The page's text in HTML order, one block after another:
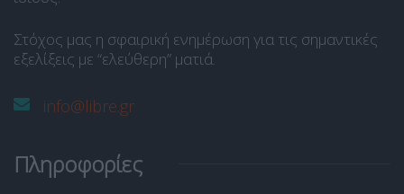
Στόχος μας η σφαιρική ενημέρωση για τις σημαντικές
εξελίξεις με “ελεύθερη” ματιά.
info@libre.gr
Πληροφορίες